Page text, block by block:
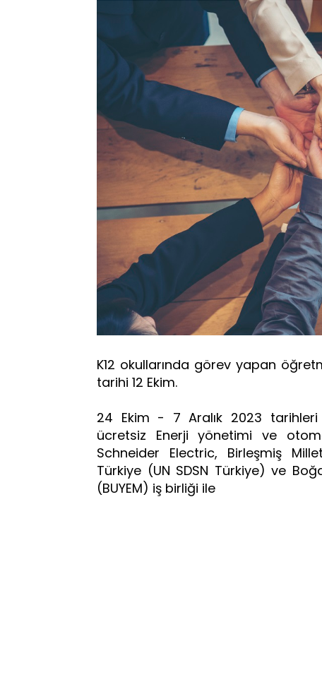
K12 okullarında görev yapan
tarihi 12 Ekim.
24 Ekim - 7 Aralık 2023 tarihleri
ücretsiz Enerji yönetimi ve
Schneider Electric, Birleşmiş
Türkiye (UN SDSN Türkiye) ve
(BUYEM) iş birliği ile